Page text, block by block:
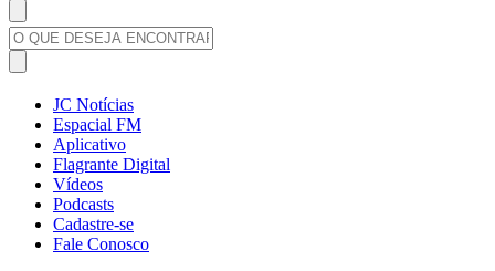
JC Notícias
Espacial FM
Aplicativo
Flagrante Digital
Vídeos
Podcasts
Cadastre-se
Fale Conosco